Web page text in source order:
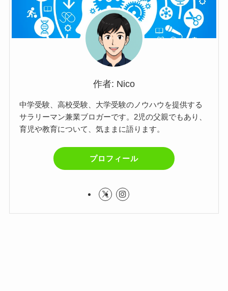
作者: Nico
中学受験、高校受験、大学受験のノウハウを提供する
サラリーマン兼業ブロガーです。2児の父親でもあり、
育児や教育について、気ままに語ります。
プロフィール